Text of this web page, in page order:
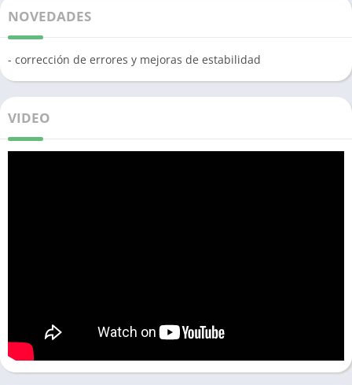
NOVEDADES
- corrección de errores y mejoras de estabilidad
VIDEO